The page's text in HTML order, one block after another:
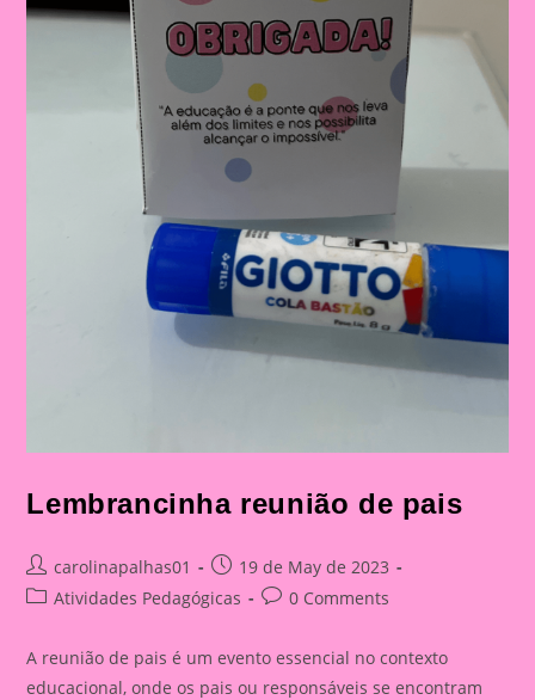
Lembrancinha reunião de pais
Post
author:
carolinapalhas01
Post
published:
19 de May de 2023
PostAtividades Pedagógicas
Post0 Comments
A reunião de pais é um evento essencial no contexto
educacional, onde os pais ou responsáveis se encontram